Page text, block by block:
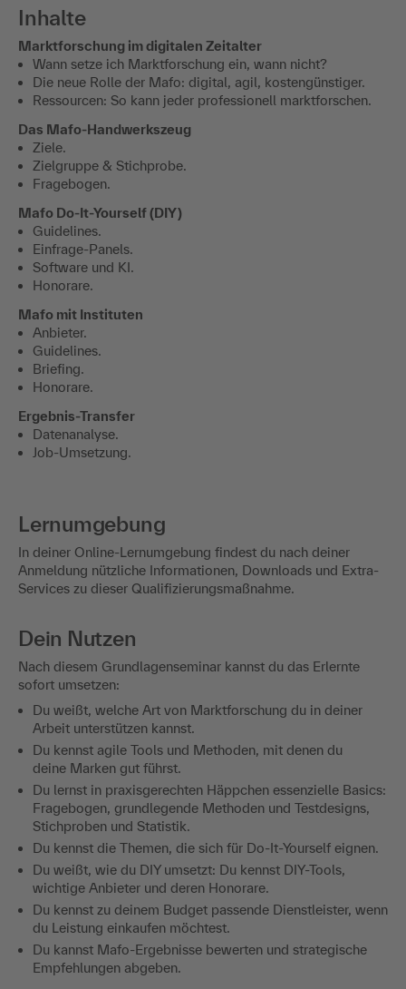
Inhalte
Marktforschung im digitalen Zeitalter
Wann setze ich Marktforschung ein, wann nicht?
Die neue Rolle der Mafo: digital, agil, kostengünstiger.
Ressourcen: So kann jeder professionell marktforschen.
Das Mafo-Handwerkszeug
Ziele.
Zielgruppe & Stichprobe.
Fragebogen.
Mafo Do-It-Yourself (DIY)
Guidelines.
Einfrage-Panels.
Software und KI.
Honorare.
Mafo mit Instituten
Anbieter.
Guidelines.
Briefing.
Honorare.
Ergebnis-Transfer
Datenanalyse.
Job-Umsetzung.
Lernumgebung
In deiner Online-Lernumgebung findest du nach deiner
Anmeldung nützliche Informationen, Downloads und Extra-
Services zu dieser Qualifizierungsmaßnahme.
Dein Nutzen
Nach diesem Grundlagenseminar kannst du das Erlernte
sofort umsetzen:
Du weißt, welche Art von Marktforschung du in deiner
Arbeit unterstützen kannst.
Du kennst agile Tools und Methoden, mit denen du
deine Marken gut führst.
Du lernst in praxisgerechten Häppchen essenzielle Basics:
Fragebogen, grundlegende Methoden und Testdesigns,
Stichproben und Statistik.
Du kennst die Themen, die sich für Do-It-Yourself eignen.
Du weißt, wie du DIY umsetzt: Du kennst DIY-Tools,
wichtige Anbieter und deren Honorare.
Du kennst zu deinem Budget passende Dienstleister, wenn
du Leistung einkaufen möchtest.
Du kannst Mafo-Ergebnisse bewerten und strategische
Empfehlungen abgeben.